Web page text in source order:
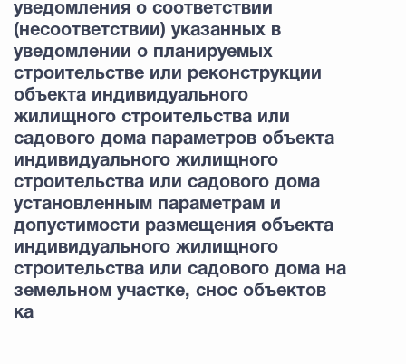
уведомления о соответствии
(несоответствии) указанных в
уведомлении о планируемых
строительстве или реконструкции
объекта индивидуального
жилищного строительства или
садового дома параметров объекта
индивидуального жилищного
строительства или садового дома
установленным параметрам и
допустимости размещения объекта
индивидуального жилищного
строительства или садового дома на
земельном участке, снос объектов
ка